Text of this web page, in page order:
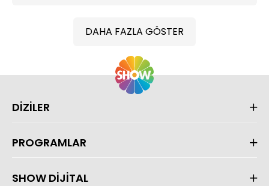
DAHA FAZLA GÖSTER
DİZİLER
PROGRAMLAR
SHOW DİJİTAL